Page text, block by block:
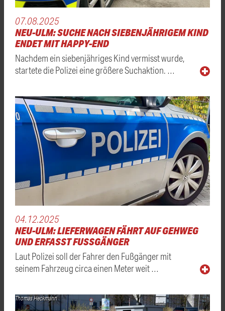
07.08.2025
NEU-ULM: SUCHE NACH SIEBENJÄHRIGEM KIND
ENDET MIT HAPPY-END
Nachdem ein siebenjähriges Kind vermisst wurde,
startete die Polizei eine größere Suchaktion. …
04.12.2025
NEU-ULM: LIEFERWAGEN FÄHRT AUF GEHWEG
UND ERFASST FUSSGÄNGER
Laut Polizei soll der Fahrer den Fußgänger mit
seinem Fahrzeug circa einen Meter weit …
Thomas Heckmann